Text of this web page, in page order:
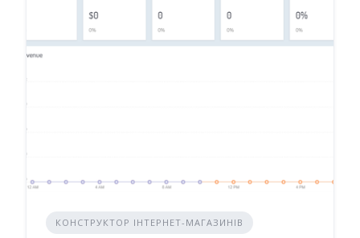
КОНСТРУКТОР ІНТЕРНЕТ-МАГАЗИНІВ